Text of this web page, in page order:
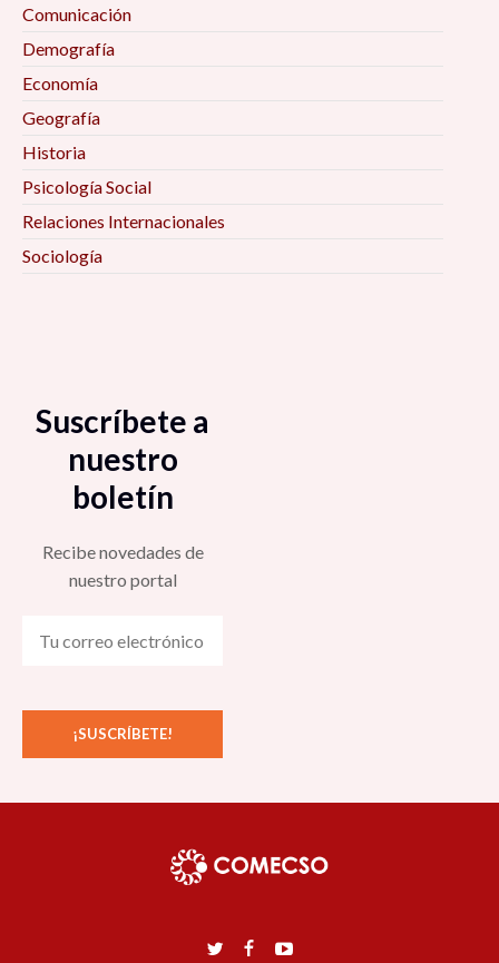
Comunicación
Demografía
Economía
Geografía
Historia
Psicología Social
Relaciones Internacionales
Sociología
Suscríbete a
nuestro
boletín
Recibe novedades de
nuestro portal